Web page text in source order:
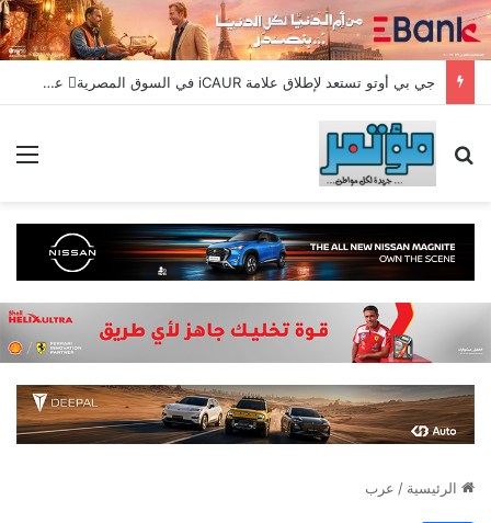
جي بي أوتو تستعد لإطلاق علامة iCAUR في السوق المصرية علامة عالمية جديدة لسيارات الطاقة الجديدة تجمع بين التكنولوجيا الذكية والتصميم الجريء وروح المغامر
بحث عن
الرئيسية / عرب